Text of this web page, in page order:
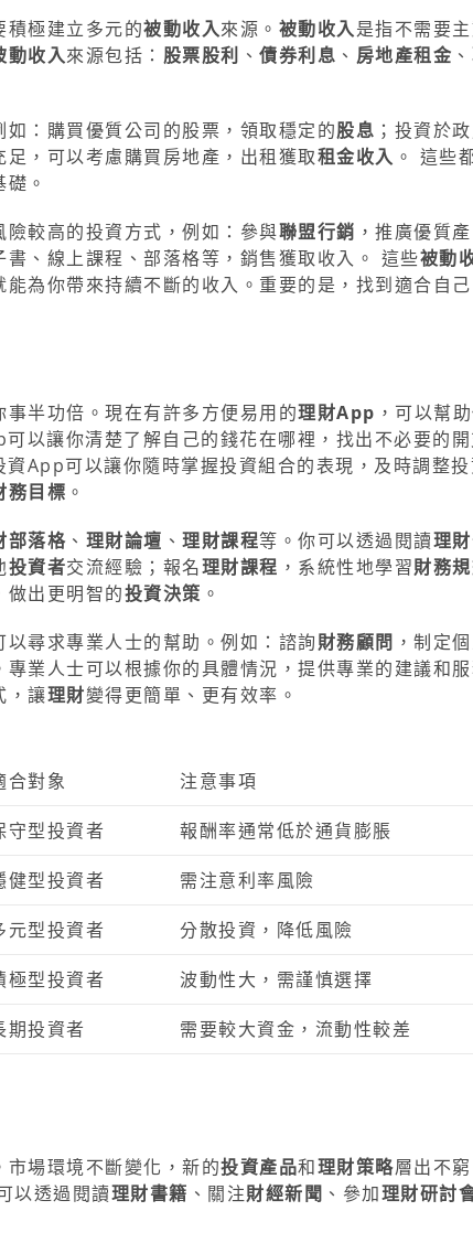
極建立多元的被動收入來源。 被動收入是指不需要
動收入來源包括： 股票股利 、 債券利息 、 房地產租金 、
：購買優質公司的股票，領取穩定的股息 ；投資於
足，可以考慮購買房地產，出租獲取租金收入 。 這些
。
較高的投資方式，例如：參與聯盟行銷 ，推廣優質
書、線上課程、部落格等，銷售獲取收入。 這些被動
為你帶來持續不斷的收入。重要的是，找到適合自
半功倍。現在有許多方便易用的理財App ，可以幫
以讓你清楚了解自己的錢花在哪裡，找出不必要的
App可以讓你隨時掌握投資組合的表現，及時調整
務目標 。
部落格 、 理財論壇 、 理財課程等。你可以透過閱讀理
投資者交流經驗；報名理財課程 ，系統性地學習財務
做出更明智的投資決策 。
尋求專業人士的幫助。例如：諮詢財務顧問 ，制定
專業人士可以根據你的具體情況，提供專業的建議和
，讓理財變得更簡單、更有效率。
合對象 注意事項
守型投資者 報酬率通常低於通貨膨脹
健型投資者 需注意利率風險
元型投資者 分散投資，降低風險
極型投資者 波動性大，需謹慎選擇
期投資者 需要較大資金，流動性較差
場環境不斷變化，新的投資產品和理財策略層出不
以透過閱讀理財書籍 、關注財經新聞 、參加理財研討